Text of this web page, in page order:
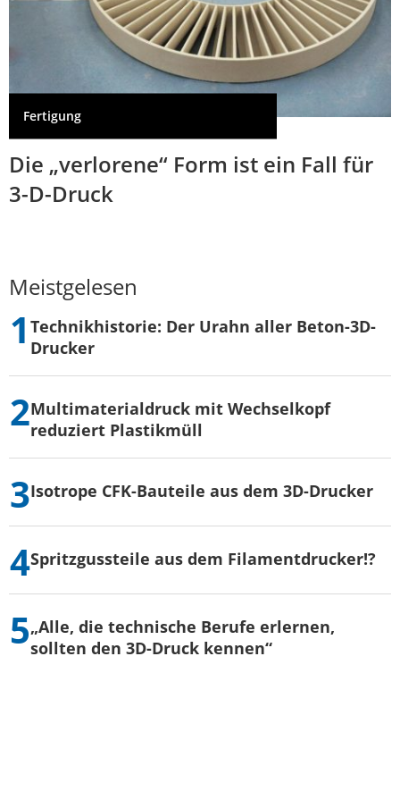
Fertigung
Die „verlorene“ Form ist ein Fall für
3-D-Druck
Meistgelesen
Technikhistorie: Der Urahn aller Beton-3D-
Drucker
Multimaterialdruck mit Wechselkopf
reduziert Plastikmüll
Isotrope CFK-Bauteile aus dem 3D-Drucker
Spritzgussteile aus dem Filamentdrucker!?
„Alle, die technische Berufe erlernen,
sollten den 3D-Druck kennen“